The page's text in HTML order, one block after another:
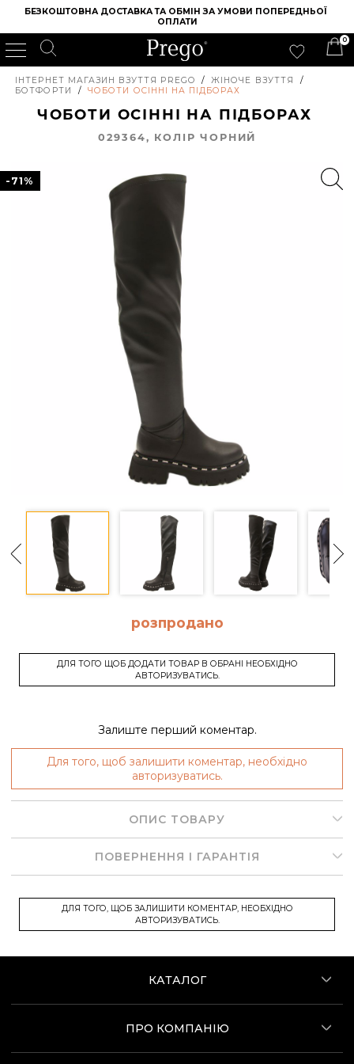
БЕЗКОШТОВНА ДОСТАВКА ТА ОБМІН ЗА УМОВИ ПОПЕРЕДНЬОЇ
ОПЛАТИ
0
ІНТЕРНЕТ МАГАЗИН ВЗУТТЯ PREGO / ЖІНОЧЕ ВЗУТТЯ
/
БОТФОРТИ
/ ЧОБОТИ ОСІННІ НА ПІДБОРАХ
ЧОБОТИ ОСІННІ НА ПІДБОРАХ
029364, КОЛIР ЧОРНИЙ
-71%
розпродано
ДЛЯ ТОГО ЩОБ ДОДАТИ ТОВАР В ОБРАНІ НЕОБХІДНО
АВТОРИЗУВАТИСЬ.
Залиште перший коментар.
Для того, щоб залишити коментар, необхідно
авторизуватись.
ОПИС ТОВАРУ
ПОВЕРНЕННЯ І ГАРАНТІЯ
ДЛЯ ТОГО, ЩОБ ЗАЛИШИТИ КОМЕНТАР, НЕОБХІДНО
АВТОРИЗУВАТИСЬ.
КАТАЛОГ
ПРО КОМПАНІЮ